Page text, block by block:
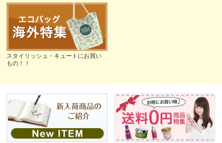
スタイリッシュ・キュートにお買い
もの！！